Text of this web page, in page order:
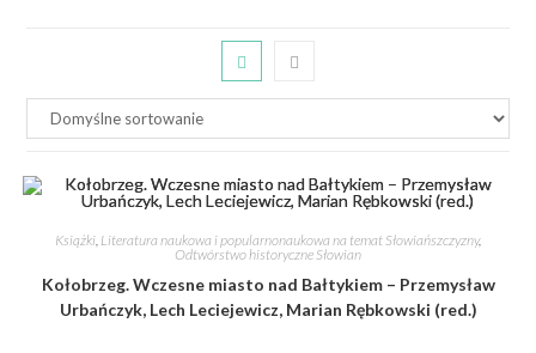
Książki, Literatura naukowa i popularnonaukowa na temat Słowiańszczyzny,
Odtwórstwo historyczne Słowian
Kołobrzeg. Wczesne miasto nad Bałtykiem – Przemysław
Urbańczyk, Lech Leciejewicz, Marian Rębkowski (red.)